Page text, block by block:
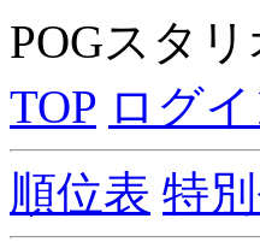
POGスタ
TOP ログ
順位表 特